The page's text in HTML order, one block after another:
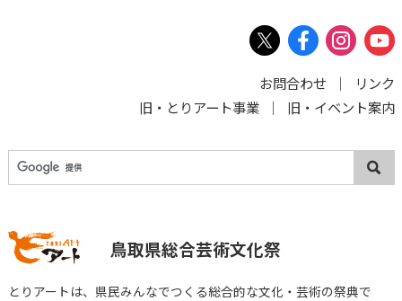
鳥取県総合芸術文化祭
とりアートは、県民みんなでつくる総合的な文化・芸術の祭典で
お問合わせ
リンク
旧・とりアート事業
旧・イベント案内